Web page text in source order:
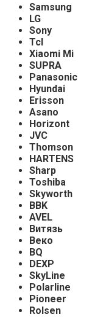
Samsung
LG
Sony
Tcl
Xiaomi Mi
SUPRA
Panasonic
Hyundai
Erisson
Asano
Horizont
JVC
Thomson
HARTENS
Sharp
Toshiba
Skyworth
BBK
AVEL
Витязь
Веко
BQ
DEXP
SkyLine
Polarline
Pioneer
Rolsen